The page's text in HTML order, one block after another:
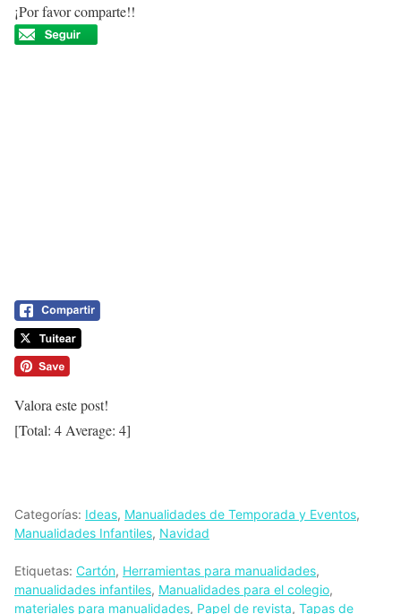
¡Por favor comparte!!
Valora este post!
[Total: 4 Average: 4]
Categorías: Ideas, Manualidades de Temporada y Eventos,
Manualidades Infantiles, Navidad
Etiquetas: Cartón, Herramientas para manualidades,
manualidades infantiles, Manualidades para el colegio,
materiales para manualidades, Papel de revista, Tapas de